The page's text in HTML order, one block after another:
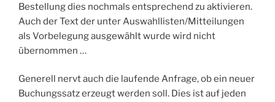
Bestellung dies nochmals entsprechend zu aktivieren.
Auch der Text der unter Auswahllisten/Mitteilungen
als Vorbelegung ausgewählt wurde wird nicht
übernommen …
Generell nervt auch die laufende Anfrage, ob ein neuer
Buchungssatz erzeugt werden soll. Dies ist auf jeden